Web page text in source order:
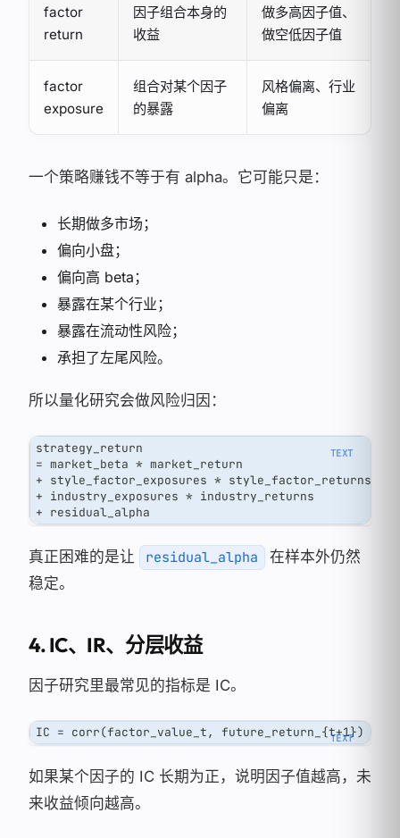
factor
return
因子组合本身的
收益
做多高因子值、
做空低因子值
factor
exposure
组合对某个因子
的暴露
风格偏离、行业
偏离
一个策略赚钱不等于有 alpha。它可能只是：
长期做多市场；
偏向小盘；
偏向高 beta；
暴露在某个行业；
暴露在流动性风险；
承担了左尾风险。
所以量化研究会做风险归因：
strategy_return
= market_beta * market_return
+ style_factor_exposures * style_factor_returns
+ industry_exposures * industry_returns
+ residual_alpha
真正困难的是让 residual_alpha
在样本外仍然
稳定。
4. IC、IR、分层收益
因子研究里最常见的指标是 IC。
IC = corr(factor_value_t, future_return_{t+1})
如果某个因子的 IC 长期为正，说明因子值越高，未
来收益倾向越高。